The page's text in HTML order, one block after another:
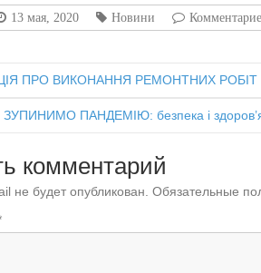
13 мая, 2020 Новини
ПРО ВИКОНАННЯ РЕМОНТНИХ
ЗУПИНИМО ПАНДЕМІЮ: безпека і здоров’я
комментарий
не будет опубликован. Обязательные